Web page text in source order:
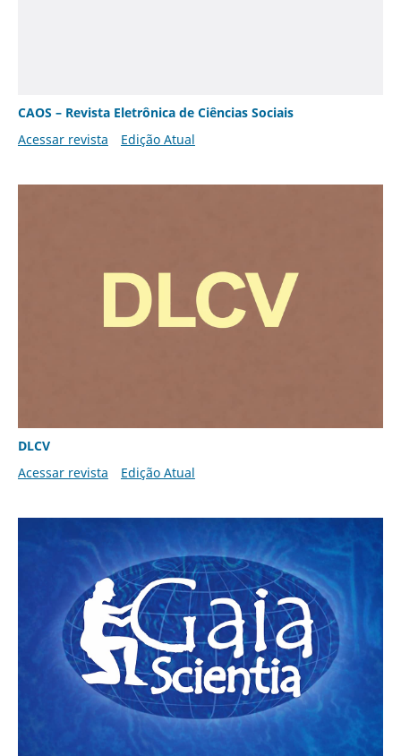
CAOS – Revista Eletrônica de Ciências Sociais
Acessar revista
Edição Atual
DLCV
Acessar revista
Edição Atual